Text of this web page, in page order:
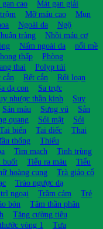
cao
Mát gan giải
Mỡ máu cao
Mụn
Ngoài da
Ngộ
tràng
Nhồi máu cơ
Nấm ngoài da
nổi mề
thấp
Phòng
thai
Polyp túi
cắn Rết cắn
Rối loạn
dạ con
Sa trực
nhược thần kinh
Suy
Sán máu Sưng vú
Sản
quang Sỏi mật
Sỏi
Tai biến Tai điếc
Thai
thống
Thiếu
Tim mạch
Tinh trùng
buốt Tiểu ra máu
Tiểu
hoàng cung
Trà giảo cổ
Trào ngược dạ
ngoại Trầm cảm
Trẻ
bón
Tâm thần phân
Tăng cường tiêu
vòng 1
Tưa